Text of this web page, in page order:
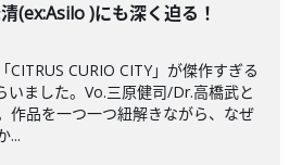
(ex:Asilo )にも深く迫る！
CITRUS CURIO CITY」が傑作すぎる
いました。Vo.三原健司/Dr.高橋武と
作品を一つ一つ紐解きながら、なぜ
...